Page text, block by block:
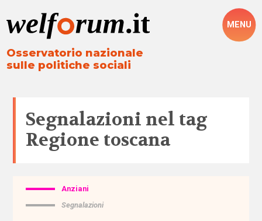
Osservatorio nazionale
sulle politiche sociali
MENU
Segnalazioni nel tag
Regione toscana
Tutto
Anziani
Segnalazioni